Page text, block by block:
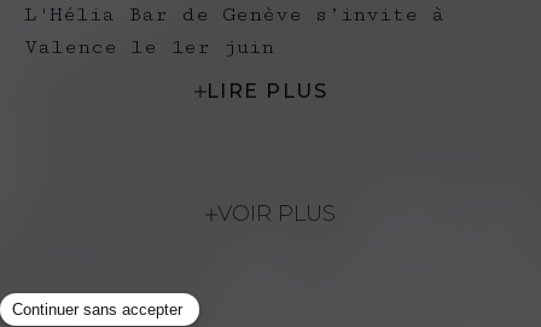
L'Hélia Bar de Genève s’invite à
Valence le 1er juin
LIRE PLUS
VOIR PLUS